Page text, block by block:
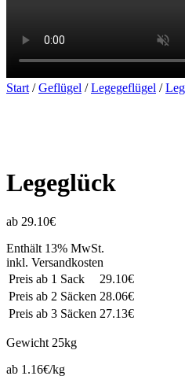
Start /Geflügel /Legegeflügel /
Legeglück
ab 29.10€
Enthält 13% MwSt.
inkl. Versandkosten
Preis ab 1 Sack
29.10€
Preis ab 2 Säcken 28.06€
Preis ab 3 Säcken 27.13€
Gewicht 25kg
ab 1.16€/kg